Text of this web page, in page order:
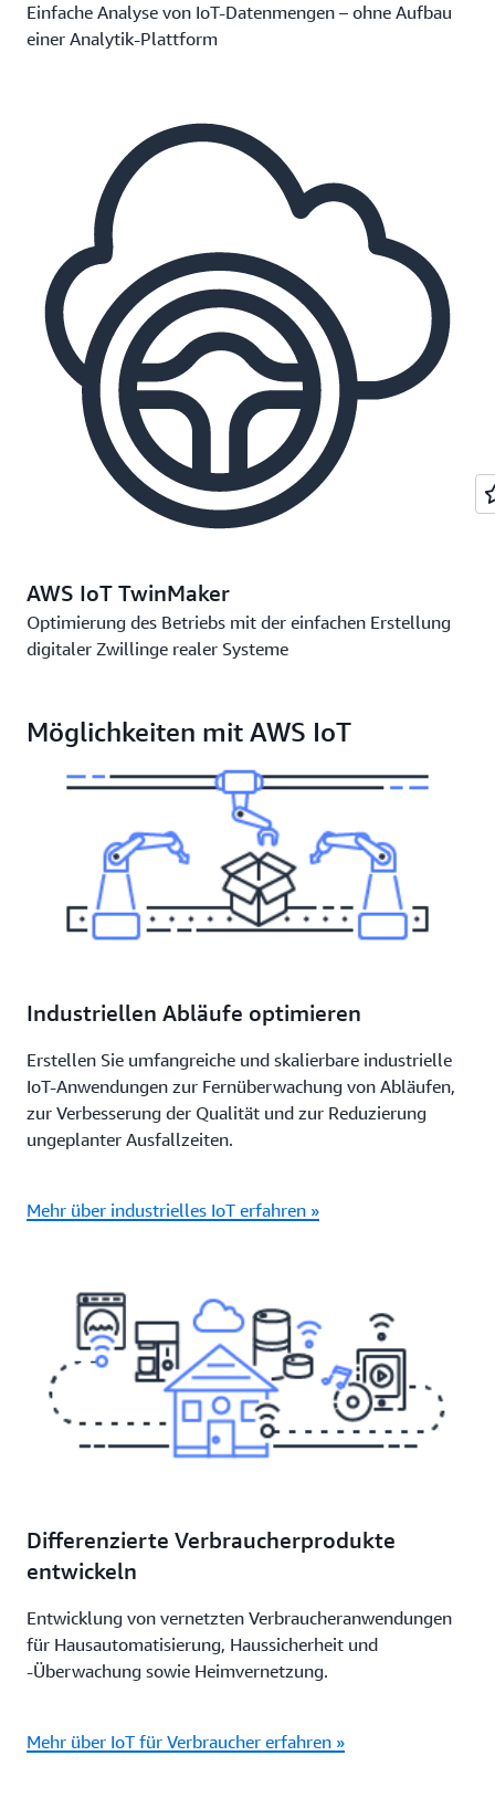
Einfache Analyse von IoT-Datenmengen – ohne Aufbau
einer Analytik-Plattform
AWS IoT TwinMaker
Optimierung des Betriebs mit der einfachen Erstellung
digitaler Zwillinge realer Systeme
Möglichkeiten mit AWS IoT
Industriellen Abläufe optimieren
Erstellen Sie umfangreiche und skalierbare industrielle
IoT-Anwendungen zur Fernüberwachung von Abläufen,
zur Verbesserung der Qualität und zur Reduzierung
ungeplanter Ausfallzeiten.
Mehr über industrielles IoT erfahren »
Differenzierte Verbraucherprodukte
entwickeln
Entwicklung von vernetzten Verbraucheranwendungen
für Hausautomatisierung, Haussicherheit und
-Überwachung sowie Heimvernetzung.
Mehr über IoT für Verbraucher erfahren »